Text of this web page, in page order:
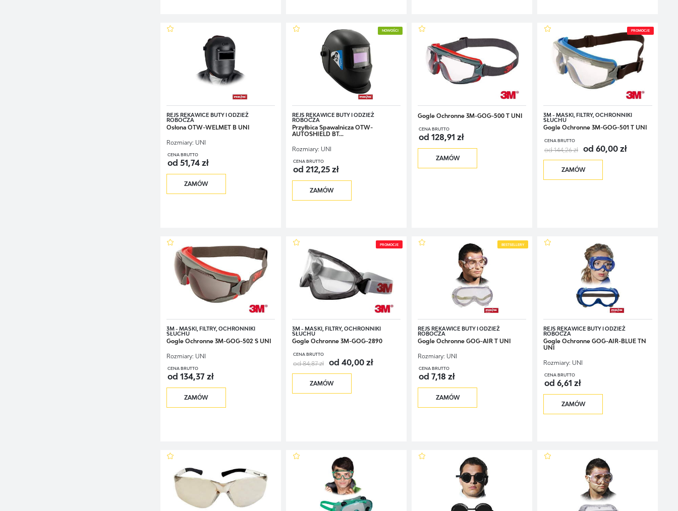
REJS RĘKAWICE BUTY I ODZIEŻ
ROBOCZA
Osłona OTW-WELMET B UNI
Rozmiary: UNI
CENA BRUTTO
od 51,74 zł
ZAMÓW
NOWOŚCI
REJS RĘKAWICE BUTY I ODZIEŻ
ROBOCZA
Przyłbica Spawalnicza OTW-
AUTOSHIELD BT...
Rozmiary: UNI
CENA BRUTTO
od 212,25 zł
ZAMÓW
Gogle Ochronne 3M-GOG-500 T UNI
CENA BRUTTO
od 128,91 zł
ZAMÓW
PROMOCJE
3M - MASKI, FILTRY, OCHRONNIKI
SŁUCHU
Gogle Ochronne 3M-GOG-501 T UNI
CENA BRUTTO
od 144,26 zł od 60,00 zł
ZAMÓW
3M - MASKI, FILTRY, OCHRONNIKI
SŁUCHU
Gogle Ochronne 3M-GOG-502 S UNI
Rozmiary: UNI
CENA BRUTTO
od 134,37 zł
ZAMÓW
PROMOCJE
3M - MASKI, FILTRY, OCHRONNIKI
SŁUCHU
Gogle Ochronne 3M-GOG-2890
CENA BRUTTO
od 84,87 zł od 40,00 zł
ZAMÓW
BESTSELLERY
REJS RĘKAWICE BUTY I ODZIEŻ
ROBOCZA
Gogle Ochronne GOG-AIR T UNI
Rozmiary: UNI
CENA BRUTTO
od 7,18 zł
ZAMÓW
REJS RĘKAWICE BUTY I ODZIEŻ
ROBOCZA
Gogle Ochronne GOG-AIR-BLUE TN
UNI
Rozmiary: UNI
CENA BRUTTO
od 6,61 zł
ZAMÓW